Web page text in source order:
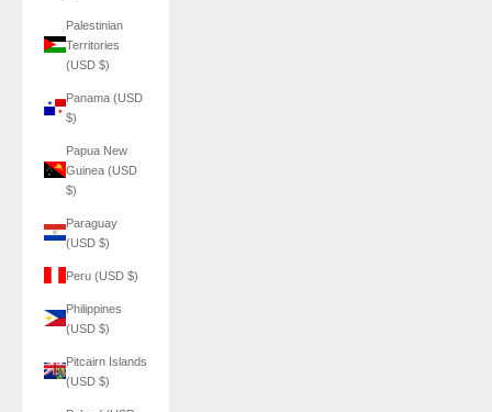
Palestinian
Territories
(USD $)
Panama (USD
$)
Papua New
Guinea (USD
$)
Paraguay
(USD $)
Peru (USD $)
Philippines
(USD $)
Pitcairn Islands
(USD $)